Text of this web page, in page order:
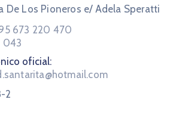
De Los Pioneros e/ Adela Speratti
673 220 470
043
oficial:
2